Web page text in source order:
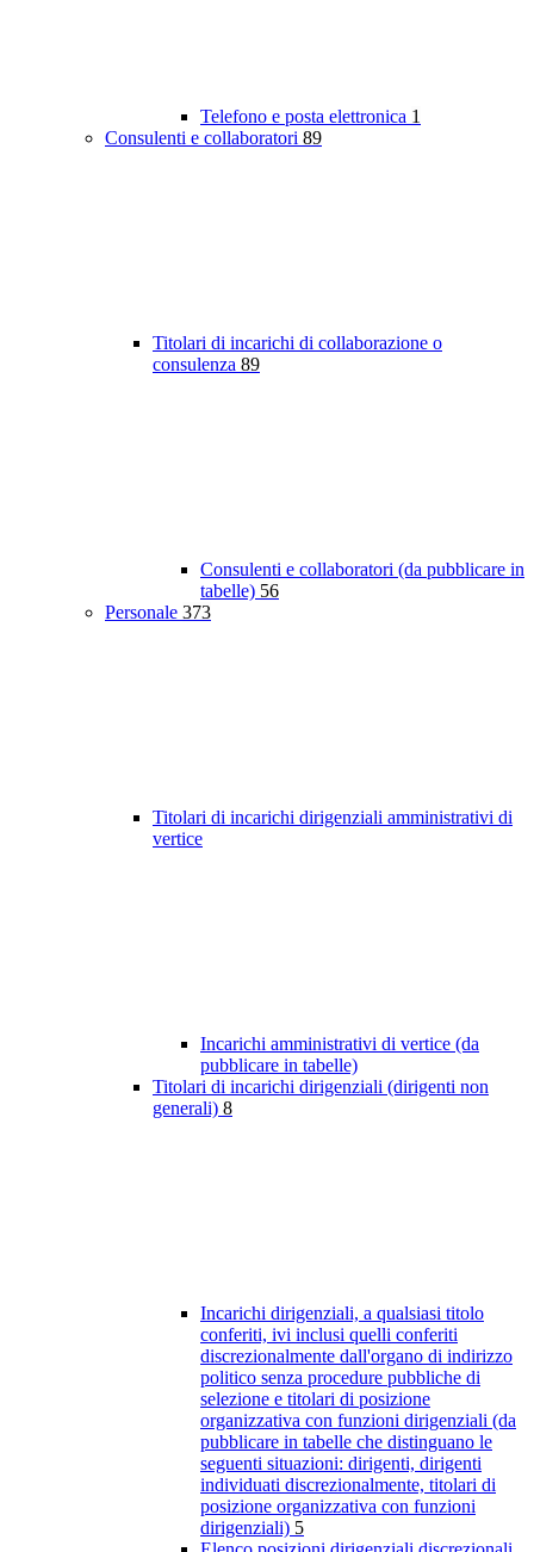
Telefono e posta elettronica 1
Consulenti e collaboratori 89
Titolari di incarichi di collaborazione o
consulenza 89
Consulenti e collaboratori (da pubblicare in
tabelle) 56
Personale 373
Titolari di incarichi dirigenziali amministrativi di
vertice
Incarichi amministrativi di vertice (da
pubblicare in tabelle)
Titolari di incarichi dirigenziali (dirigenti non
generali) 8
Incarichi dirigenziali, a qualsiasi titolo
conferiti, ivi inclusi quelli conferiti
discrezionalmente dall'organo di indirizzo
politico senza procedure pubbliche di
selezione e titolari di posizione
organizzativa con funzioni dirigenziali (da
pubblicare in tabelle che distinguano le
seguenti situazioni: dirigenti, dirigenti
individuati discrezionalmente, titolari di
posizione organizzativa con funzioni
dirigenziali) 5